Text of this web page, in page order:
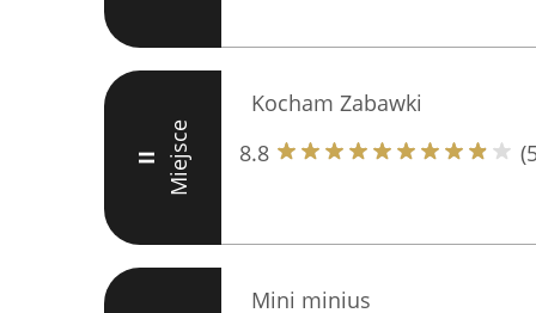
II Miejsce
Kocham Zabawki
8.8
Mini minius